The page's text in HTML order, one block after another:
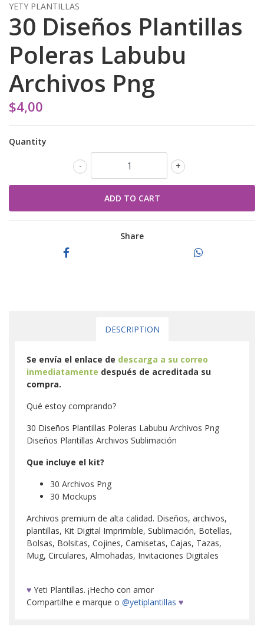
YETY PLANTILLAS
30 Diseños Plantillas
Poleras Labubu
Archivos Png
$4,00
Quantity
+
-
Share
DESCRIPTION
Se envía el enlace de descarga a su correo
inmediatamente después de acreditada su
compra.
Qué estoy comprando?
30 Diseños Plantillas Poleras Labubu Archivos Png
Diseños Plantillas Archivos Sublimación
Que incluye el kit?
30 Archivos Png
30 Mockups
Archivos premium de alta calidad. Diseños, archivos,
plantillas, Kit Digital Imprimible, Sublimación, Botellas,
Bolsas, Bolsitas, Cojines, Camisetas, Cajas, Tazas,
Mug, Circulares, Almohadas, Invitaciones Digitales
♥ Yeti Plantillas. ¡Hecho con amor
Compartilhe e marque o @yetiplantillas ♥